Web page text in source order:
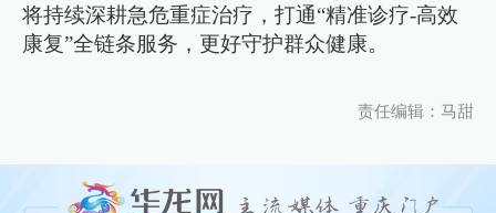
将持续深耕急危重症治疗，打通“精准诊疗-高效
康复”全链条服务，更好守护群众健康。
责任编辑：马甜